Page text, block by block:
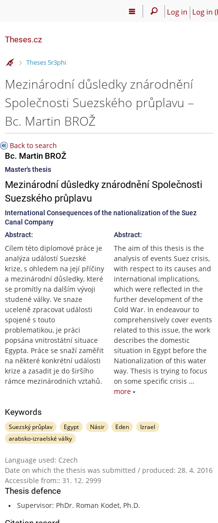
Log in Log in
Theses.cz
>
Theses 5r3phi
Mezinárodní důsledky znárodnění
Společnosti Suezského průplavu –
Bc. Martin BROŽ
Back to search
Bc. Martin BROŽ
Master's thesis
Mezinárodní důsledky znárodnění Společnosti
Suezského průplavu
International Consequences of the nationalization of the Suez
Canal Company
Abstract:
Cílem této diplomové práce je
analýza událostí Suezské
krize, s ohledem na její příčiny
a mezinárodní důsledky, které
se promítly na dalším vývoji
studené války. Ve snaze
uceleně zpracovat události
spojené s touto
problematikou, je práci
popsána vnitrostátní situace
Egypta. Práce se snaží zaměřit
na některé konkrétní události
krize a zasadit je do širšího
rámce mezinárodních vztahů.
Abstract:
The aim of this thesis is the
analysis of events Suez crisis,
with respect to its causes and
international implications,
which were reflected in the
further development of the
Cold War. In endeavour to
comprehensively cover events
related to this issue, the work
describes the domestic
situation in Egypt before the
Nationalization of this water
way. Thesis is trying to focus
on some specific crisis …
more
Keywords
Suezský průplav Egypt Násir Eden
Izrael
arabsko-izraelské války
Language used: Czech
Date on which the thesis was submitted / produced: 28. 4. 2016
Accessible from:: 31. 12. 2999
Thesis defence
Supervisor: PhDr. Roman Kodet, Ph.D.